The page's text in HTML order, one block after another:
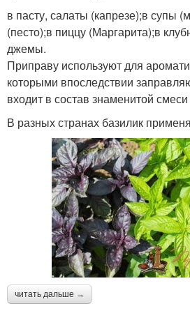
в пасту, салаты (капрезе);в супы
(песто);в пиццу (Маргарита);в
джемы.
Приправу используют для
которыми впоследствии
входит в состав знаменитой
В разных странах базилик
читать дальше →